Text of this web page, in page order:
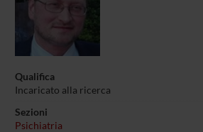
Qualifica
Incaricato alla ricerca
Sezioni
Psichiatria